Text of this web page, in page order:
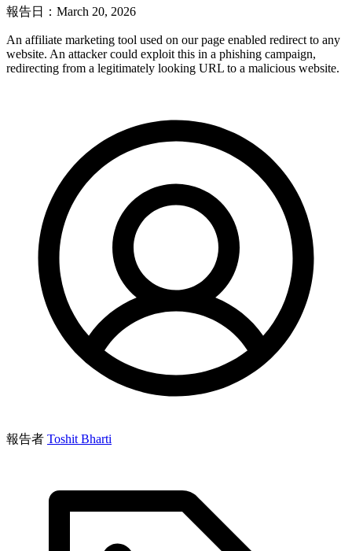
報告日：March 20, 2026
An affiliate marketing tool used on our page enabled redirect to any
website. An attacker could exploit this in a phishing campaign,
redirecting from a legitimately looking URL to a malicious website.
報告者 Toshit Bharti